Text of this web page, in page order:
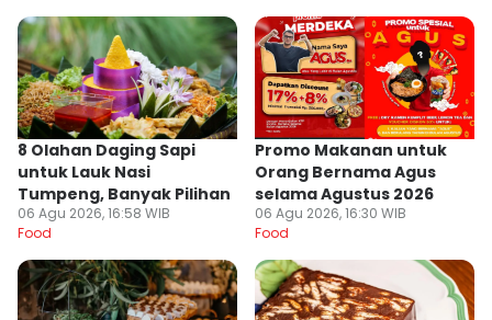
8 Olahan Daging Sapi
untuk Lauk Nasi
Tumpeng, Banyak Pilihan
06 Agu 2026, 16:58 WIB
Food
Promo Makanan untuk
Orang Bernama Agus
selama Agustus 2026
06 Agu 2026, 16:30 WIB
Food